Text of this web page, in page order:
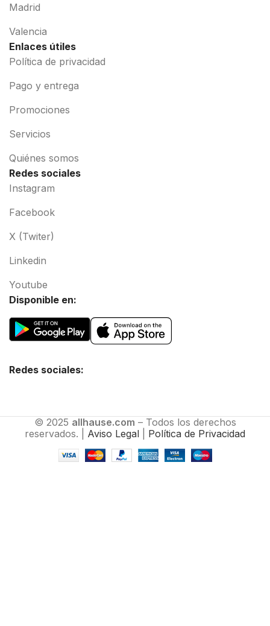
Madrid
Valencia
Enlaces útiles
Política de privacidad
Pago y entrega
Promociones
Servicios
Quiénes somos
Redes sociales
Instagram
Facebook
X (Twiter)
Linkedin
Youtube
Disponible en:
Redes sociales:
© 2025 allhause.com – Todos los derechos
reservados. | Aviso Legal Política de Privacidad